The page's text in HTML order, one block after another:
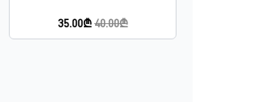
35.00₾ 40.00₾